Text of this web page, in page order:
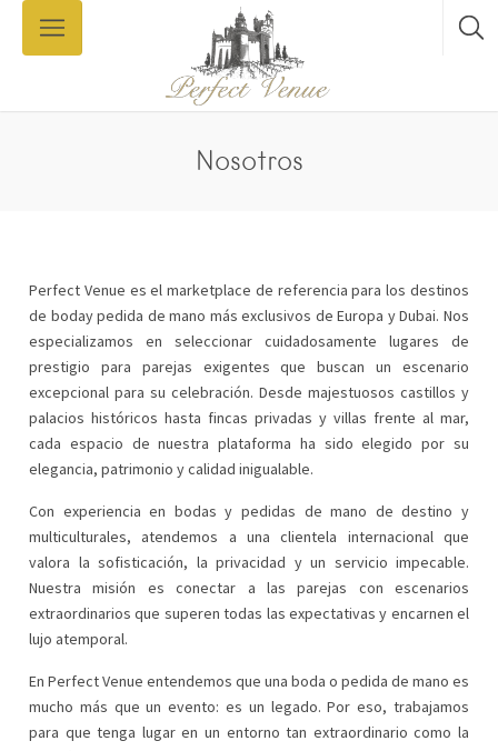
Nosotros
Perfect Venue es el marketplace de referencia para los destinos
de boday pedida de mano más exclusivos de Europa y Dubai. Nos
especializamos en seleccionar cuidadosamente lugares de
prestigio para parejas exigentes que buscan un escenario
excepcional para su celebración. Desde majestuosos castillos y
palacios históricos hasta fincas privadas y villas frente al mar,
cada espacio de nuestra plataforma ha sido elegido por su
elegancia, patrimonio y calidad inigualable.
Con experiencia en bodas y pedidas de mano de destino y
multiculturales, atendemos a una clientela internacional que
valora la sofisticación, la privacidad y un servicio impecable.
Nuestra misión es conectar a las parejas con escenarios
extraordinarios que superen todas las expectativas y encarnen el
lujo atemporal.
En Perfect Venue entendemos que una boda o pedida de mano es
mucho más que un evento: es un legado. Por eso, trabajamos
para que tenga lugar en un entorno tan extraordinario como la